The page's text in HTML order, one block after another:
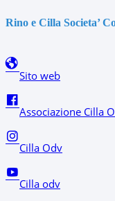
Rino e Cilla Societa’
Sito web
Associazione Cilla
Cilla Odv
Cilla odv